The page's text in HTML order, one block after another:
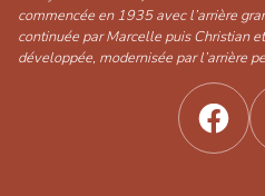
commencée en 1935 avec l’arrière
continuée par Marcelle puis Christian
développée, modernisée par l’arrière